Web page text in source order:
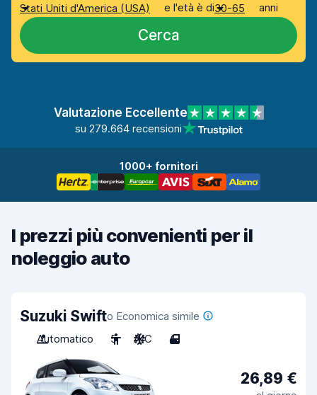
Stati Uniti d'America (USA)
e l'età è di30-65 anni
Cerca
Valutazione Eccellente
su 279.664 recensioni
1000+ fornitori
I prezzi più convenienti per il
noleggio auto
Suzuki Swifto Economica simile
Automatico
5 A/C 4
26,89 €